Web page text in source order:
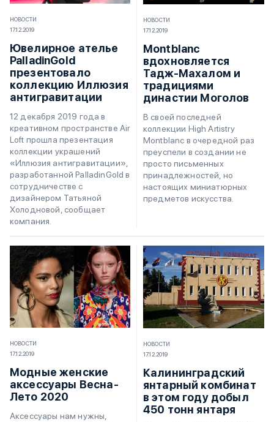
НОВОСТИ
17.12.2019
Ювелирное ателье
PalladinGold
презентовало
коллекцию Иллюзия
антигравитации
12 декабря 2019 года в
креативном пространстве Air
Loft прошла презентация
коллекции украшений
«Иллюзия антигравитации»,
разработанной PalladinGold в
сотрудничестве с
дизайнером Татьяной
Холодновой, сообщает
компания.
НОВОСТИ
17.12.2019
Montblanc
вдохновляется
Тадж-Махалом и
традициями
династии Моголов
В своей последней
коллекции High Artistry
Montblanc в очередной раз
преуспели в создании не
просто письменных
принадлежностей, но
настоящих миниатюрных
предметов искусства.
НОВОСТИ
17.12.2019
Модные женские
аксессуары Весна-
Лето 2020
Аксессуары нам нужны,
НОВОСТИ
17.12.2019
Калининградский
янтарный комбинат
в этом году добыл
450 тонн янтаря